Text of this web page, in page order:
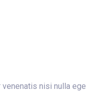
nisi nulla